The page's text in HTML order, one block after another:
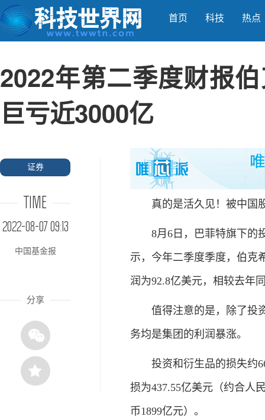
首页 科技 热点
2022年第二季度财报
巨亏近3000亿
证券
TIME
2022-08-07 09:13
中国基金报
分享
真的是活久见！被中国
8月6日，巴菲特旗下的投
示，今年二季度季度，伯克
润为92.8亿美元，相较去年
值得注意的是，除了投资
务均是集团的利润暴涨。
投资和衍生品的损失约
损为437.55亿美元（约合人
币1899亿元）。